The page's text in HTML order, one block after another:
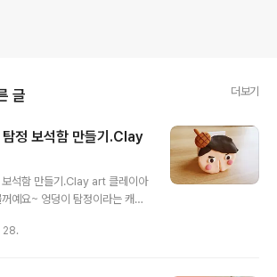
하면 잘 놀 수 있을까를 연구한답니
훨씬 더 풍요로운 삶을 살 수 있다는
글 더보기
정 보석함 만들기.Clay
보석함 만들기.Clay art 클레이아
예요~ 엉덩이 탐정이라는 캐릭
만 나오면 꺄르르 ㅋㅋ 너무 웃
28.